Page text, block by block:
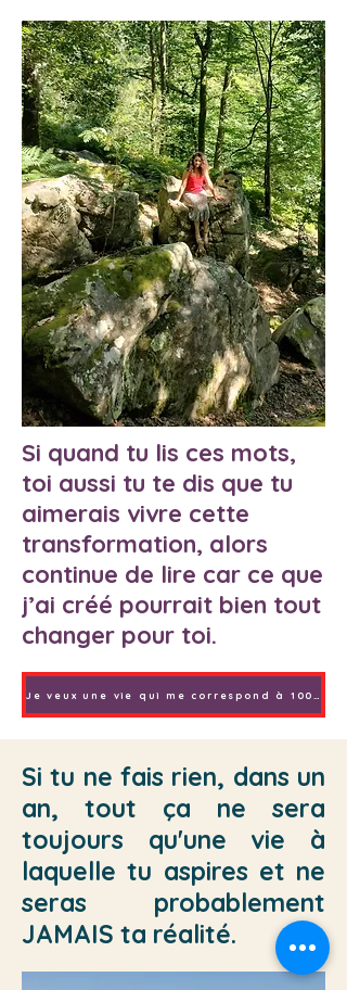
Si quand tu lis ces mots,
toi aussi tu te dis que tu
aimerais vivre cette
transformation, alors
continue de lire car ce que
j’ai créé pourrait bien tout
changer pour toi.
Si tu ne fais rien, dans un
an, tout ça ne sera
toujours qu'une vie à
laquelle tu aspires et ne
seras probablement
JAMAIS ta réalité.